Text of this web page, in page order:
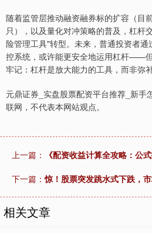
随着监管层推动融资融券标的扩容（目
只），以及量化对冲策略的普及，杠杆
险管理工具"转型。未来，普通投资者
控系统，或许能更安全地运用杠杆——
牢记：杠杆是放大能力的工具，而非弥
元鼎证券_实盘股票配资平台推荐_新手
联网，不代表本网站观点。
上一篇： 《配资收益计算全攻略：公
下一篇：惊！股票突发跳水式下跌，
相关文章